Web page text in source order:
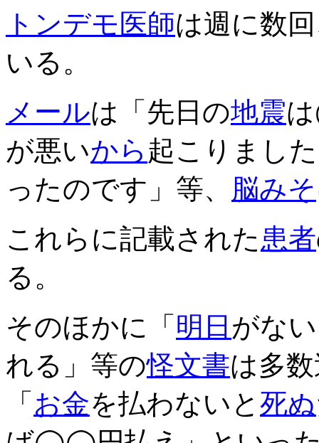
トンデモ 医師は週に数
いる。
メールは「先日の地震
が悪いから 起こりまし
ったのです」等、 脳みそ
これらに記載された患者
る。
そのほかに「 明日 がな
れる」等の怪文書は多
「 お金を払わないと 死ぬ